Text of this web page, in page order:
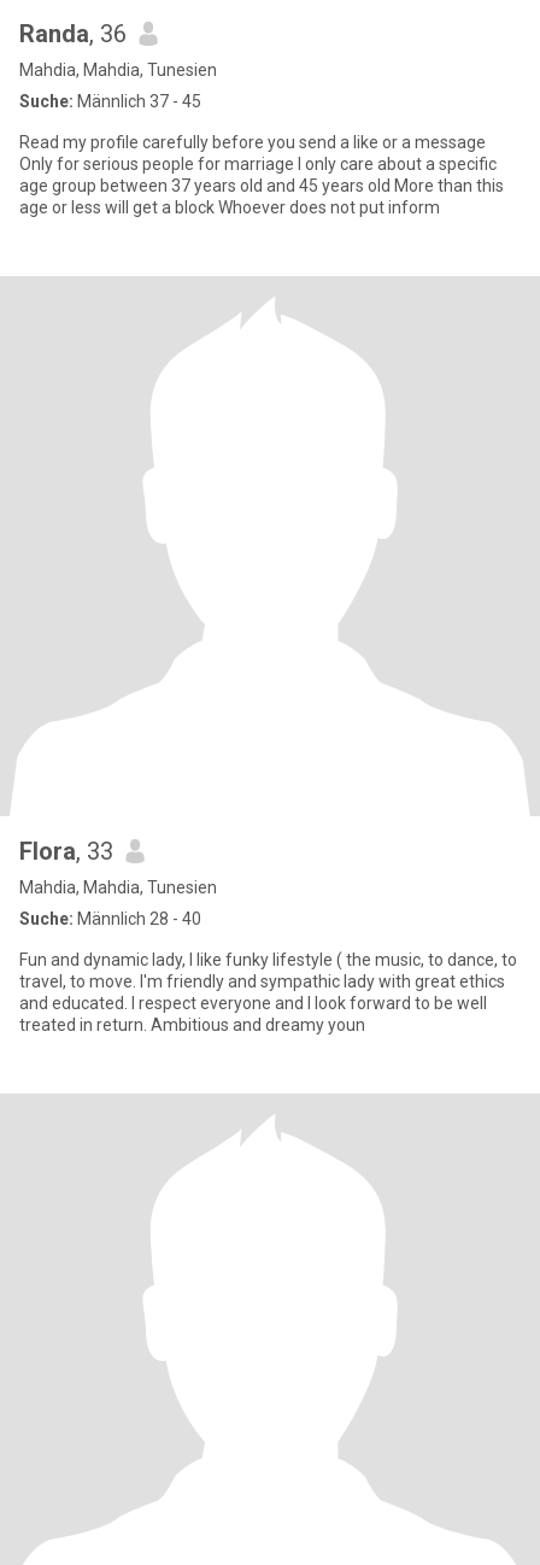
Randa, 36
Mahdia, Mahdia, Tunesien
Suche: Männlich 37 - 45
Read my profile carefully before you send a like or a message
Only for serious people for marriage I only care about a specific
age group between 37 years old and 45 years old More than this
age or less will get a block Whoever does not put inform
Flora, 33
Mahdia, Mahdia, Tunesien
Suche: Männlich 28 - 40
Fun and dynamic lady, I like funky lifestyle ( the music, to dance, to
travel, to move. I'm friendly and sympathic lady with great ethics
and educated. I respect everyone and I look forward to be well
treated in return. Ambitious and dreamy youn